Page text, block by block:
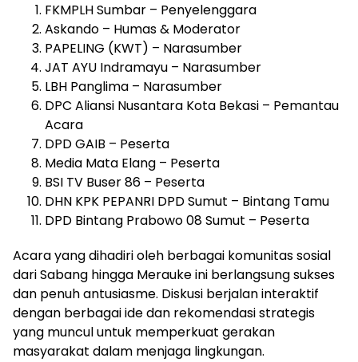
FKMPLH Sumbar – Penyelenggara
Askando – Humas & Moderator
PAPELING (KWT) – Narasumber
JAT AYU Indramayu – Narasumber
LBH Panglima – Narasumber
DPC Aliansi Nusantara Kota Bekasi – Pemantau
Acara
DPD GAIB – Peserta
Media Mata Elang – Peserta
BSI TV Buser 86 – Peserta
DHN KPK PEPANRI DPD Sumut – Bintang Tamu
DPD Bintang Prabowo 08 Sumut – Peserta
Acara yang dihadiri oleh berbagai komunitas sosial
dari Sabang hingga Merauke ini berlangsung sukses
dan penuh antusiasme. Diskusi berjalan interaktif
dengan berbagai ide dan rekomendasi strategis
yang muncul untuk memperkuat gerakan
masyarakat dalam menjaga lingkungan.